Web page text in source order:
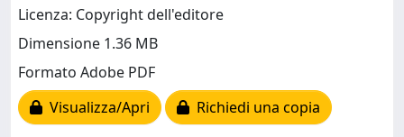
Licenza: Copyright dell'editore
Dimensione 1.36 MB
Formato Adobe PDF
Visualizza/Apri
Richiedi una copia